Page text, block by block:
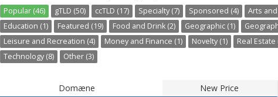
Popular (46) gTLD (50) ccTLD (17) Specialty (7) Sponsored (4) Arts
Education (1)
Featured (19) Food and Drink (2) Geographic (1)
Leisure and Recreation (4)
Money and Finance (1) Novelty (1) Real Estate
Technology (8)
Other (3)
Domæne New Price